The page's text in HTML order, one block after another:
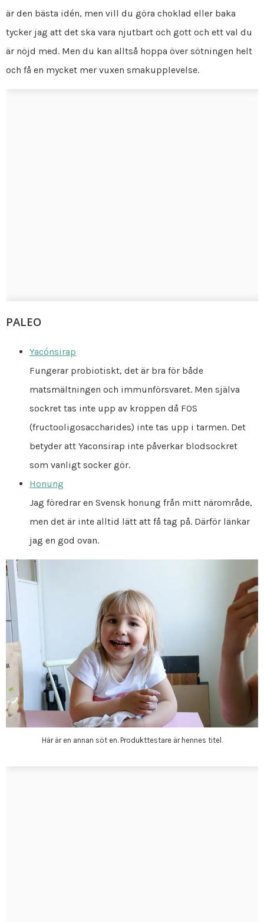
är den bästa idén, men vill du göra choklad eller baka
tycker jag att det ska vara njutbart och gott och ett val du
är nöjd med. Men du kan alltså hoppa över sötningen helt
och få en mycket mer vuxen smakupplevelse.
PALEO
Yacónsirap
Fungerar probiotiskt, det är bra för både
matsmältningen och immunförsvaret. Men själva
sockret tas inte upp av kroppen då FOS
(fructooligosaccharides) inte tas upp i tarmen. Det
betyder att Yaconsirap inte påverkar blodsockret
som vanligt socker gör.
Honung
Jag föredrar en Svensk honung från mitt närområde,
men det är inte alltid lätt att få tag på. Därför länkar
jag en god ovan.
Här är en annan söt en. Produkttestare är hennes titel.